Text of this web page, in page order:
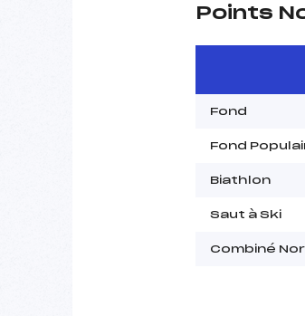
Points
Fond
Fond
Biathlon
Saut à Ski
Combiné